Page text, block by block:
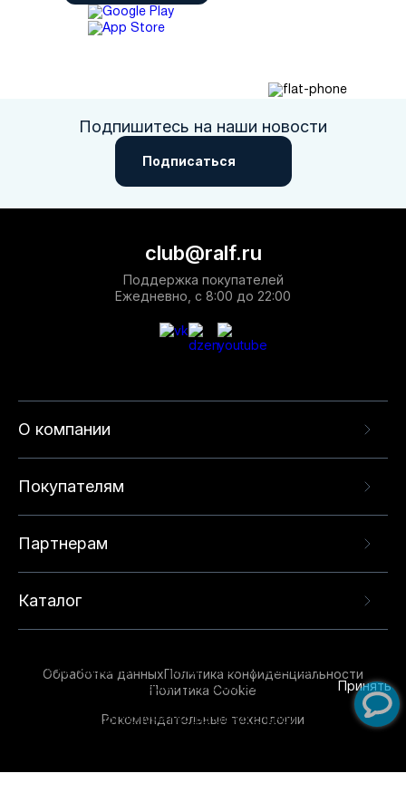
Подпишитесь на наши новости
Подписаться
О компании
Покупателям
Партнерам
Каталог
club@ralf.ru
Поддержка покупателей
Ежедневно, с 8:00 до 22:00
Обработка данныхПолитика конфиденциальности
Политика Cookie
Рекомендательные технологии
опыта на нашем сайте. Продолжая использовать
данный сайт, вы соглашаетесь с использованием
технологий. Для получения дополнительной
Принять